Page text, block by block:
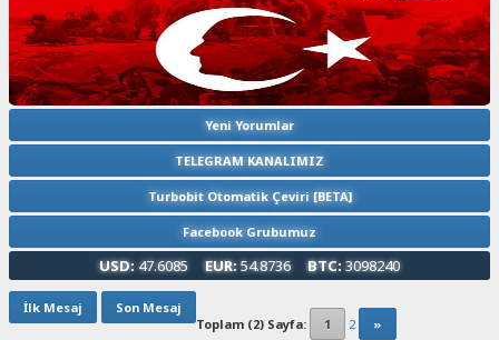
Yeni Yorumlar
TELEGRAM KANALIMIZ
Turbobit Otomatik Çeviri [BETA]
Facebook Grubumuz
USD: 47.6085 EUR:54.8736 BTC: 3098240
Toplam (2) Sayfa: 1 2 »
İlk Mesaj Son Mesaj